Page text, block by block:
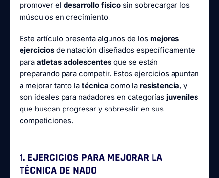
promover el desarrollo físico sin sobrecargar los
músculos en crecimiento.
Este artículo presenta algunos de los mejores
ejercicios de natación diseñados específicamente
para atletas adolescentes que se están
preparando para competir. Estos ejercicios apuntan
a mejorar tanto la técnica como la resistencia, y
son ideales para nadadores en categorías juveniles
que buscan progresar y sobresalir en sus
competiciones.
1. EJERCICIOS PARA MEJORAR LA
TÉCNICA DE NADO